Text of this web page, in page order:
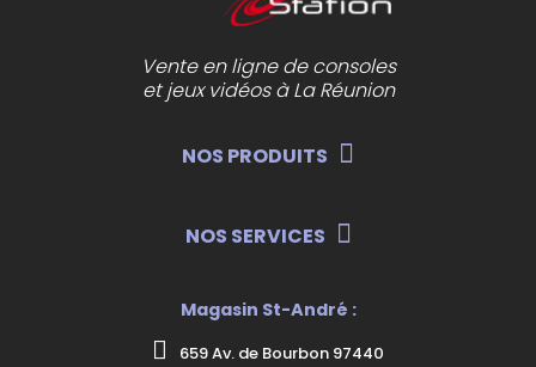
Vente en ligne de consoles
et jeux vidéos à La Réunion
NOS PRODUITS
NOS SERVICES
Magasin St-André :
659 Av. de Bourbon 97440